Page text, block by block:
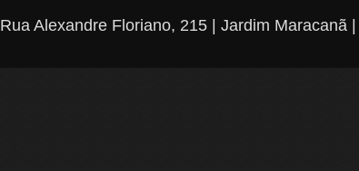
Rua Alexandre Floriano, 215 | Jardim Maracanã